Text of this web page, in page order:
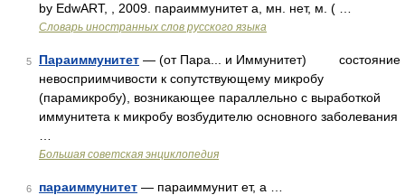
by EdwART, , 2009. параиммунитет а, мн. нет, м. ( …
Словарь иностранных слов русского языка
5 Параиммунитет — (от Пара... и Иммунитет) состояние
невосприимчивости к сопутствующему микробу
(парамикробу), возникающее параллельно с выработкой
иммунитета к микробу возбудителю основного заболевания
Большая советская энциклопедия
6 параиммунитет — параиммунит ет, а …